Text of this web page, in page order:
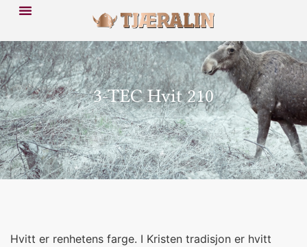
3-TEC Hvit 210
Hvitt er renhetens farge. I Kristen tradisjon er hvitt